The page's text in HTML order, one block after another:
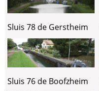
Sluis 78 de Gerstheim
Sluis 76 de Boofzheim